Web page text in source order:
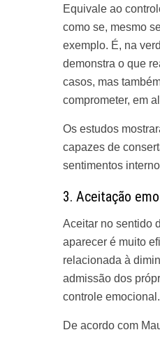
Equivale ao
como se, mesmo
exemplo. É, na
demonstra o que
casos, mas
comprometer, em
Os estudos
capazes de
sentimentos
3. Aceitação
Aceitar no sentido
aparecer é muito
relacionada à
admissão dos
controle emocional.
De acordo com